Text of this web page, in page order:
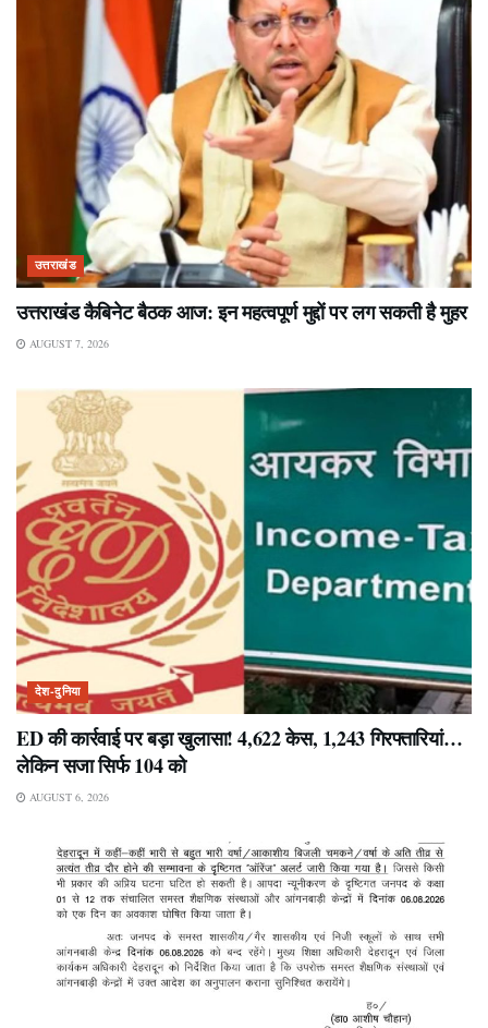
उत्तराखंड
उत्तराखंड कैबिनेट बैठक आज: इन महत्वपूर्ण मुद्दों पर लग सकती है मुहर
AUGUST 7, 2026
देश-दुनिया
ED की कार्रवाई पर बड़ा खुलासा! 4,622 केस, 1,243 गिरफ्तारियां…
लेकिन सजा सिर्फ 104 को
AUGUST 6, 2026